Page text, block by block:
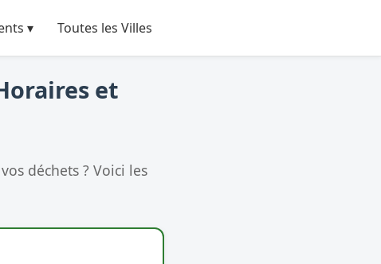
▾ Toutes les Villes
et
déchets ? Voici les